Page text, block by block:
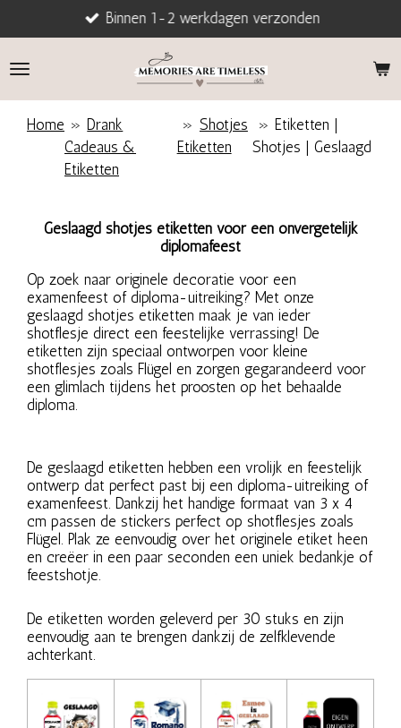
direct
naar
Binnen 1-2 werkdagen verzonden
Home » Drank
Cadeaus &
Etiketten
» Shotjes
Etiketten
» Etiketten |
Shotjes | Geslaagd
Geslaagd shotjes etiketten voor een onvergetelijk
diplomafeest
Op zoek naar originele decoratie voor een
examenfeest of diploma-uitreiking? Met onze
geslaagd shotjes etiketten maak je van ieder
shotflesje direct een feestelijke verrassing! De
etiketten zijn speciaal ontworpen voor kleine
shotflesjes zoals Flügel en zorgen gegarandeerd voor
een glimlach tijdens het proosten op het behaalde
diploma.
De geslaagd etiketten hebben een vrolijk en feestelijk
ontwerp dat perfect past bij een diploma-uitreiking of
examenfeest. Dankzij het handige formaat van 3 x 4
cm passen de stickers perfect op shotflesjes zoals
Flügel. Plak ze eenvoudig over het originele etiket heen
en creëer in een paar seconden een uniek bedankje of
feestshotje.
De etiketten worden geleverd per 30 stuks en zijn
eenvoudig aan te brengen dankzij de zelfklevende
achterkant.